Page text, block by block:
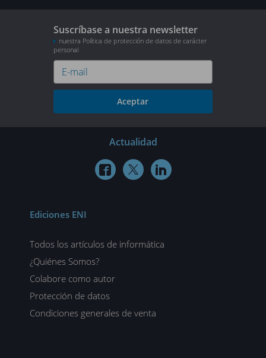
Suscríbase a nuestra newsletter
nuestra Política de protección de datos de carácter
personal
Aceptar
Actualidad
  
Ediciones ENI
Todos los artículos de informática
¿Quiénes Somos?
Colabore como autor
Protección de datos
Condiciones generales de venta